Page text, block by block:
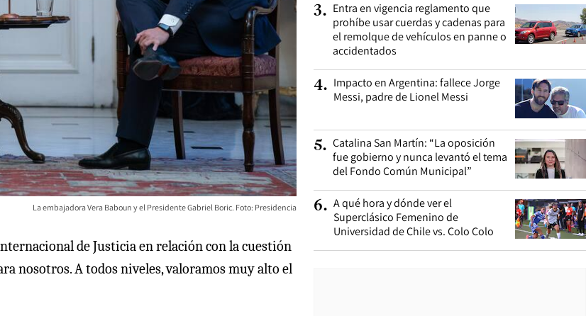
La embajadora Vera Baboun y el Presidente Gabriel Boric. Foto: Presidencia
de Justicia en relación con la cuestión
nosotros. A todos niveles, valoramos muy alto el
3. Entra en vigencia reglamento que
prohíbe usar cuerdas y cadenas para
el remolque de vehículos en panne o
accidentados
4. Impacto en Argentina: fallece Jorge
Messi, padre de Lionel Messi
5. Catalina San Martín: “La oposición
fue gobierno y nunca levantó el tema
del Fondo Común Municipal”
6. A qué hora y dónde ver el
Superclásico Femenino de
Universidad de Chile vs. Colo Colo